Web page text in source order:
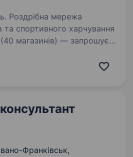
та спортивного харчування
магазинів) — запрошує
Франківськ,